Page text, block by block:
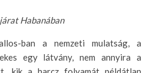
Habanában
ban a nemzeti mulatság, a
egy lát­vány, nem annyira a